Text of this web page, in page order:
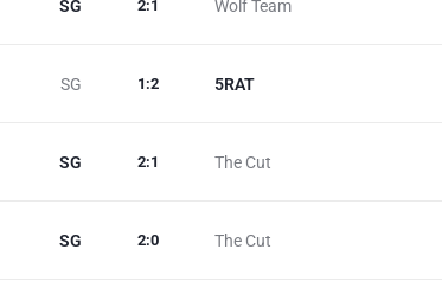
SG Wolf Team
2:1
SG 5RAT
1 :2
SG The Cut
2:1
SG The Cut
2:0